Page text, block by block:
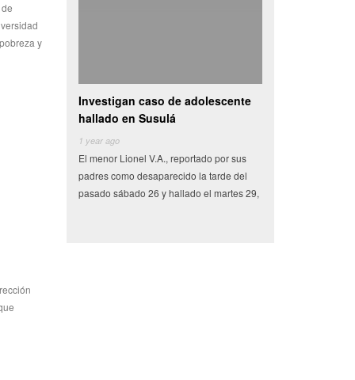
y
caso de adolescente
V.A., reportado por sus
desaparecido la tarde del
26 y hallado el martes 29,
Camioneta con vegetales choca y
se vuelva en centro de
Miles de pesos en frutas y verduras que
tenían como destino el municipio de
Conkal se perdieron en un siniestro vial